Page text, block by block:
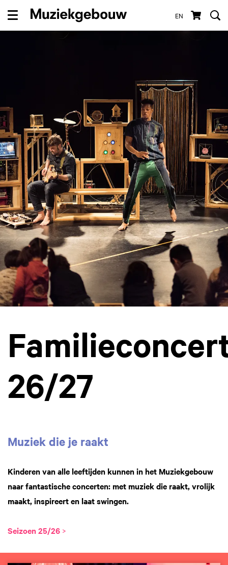
EN
Menu
26/27
Muziek die je raakt
Kinderen van alle leeftijden kunnen in het Muziekgebouw
naar fantastische concerten: met muziek die raakt, vrolijk
maakt, inspireert en laat swingen.
Seizoen 25/26 >